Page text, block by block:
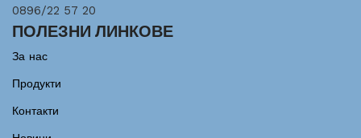
0896/22 57 20
ПОЛЕЗНИ ЛИНКОВЕ
За нас
Продукти
Контакти